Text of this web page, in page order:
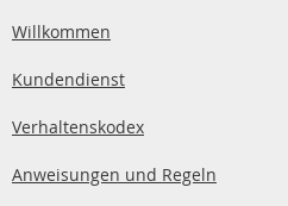
Willkommen
Kundendienst
Verhaltenskodex
Anweisungen und Regeln